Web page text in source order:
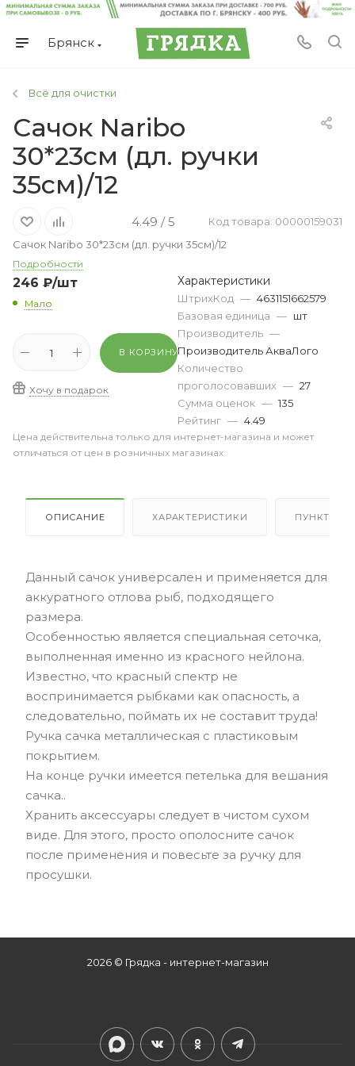
Брянск
Всё для очистки
Сачок Naribo
30*23см (дл. ручки
35см)/12
4.49 / 5
Код товара: 00000159031
Сачок Naribo 30*23см (дл. ручки 35см)/12
Подробности
246 ₽/шт
Мало
В КОРЗИНУ
Хочу в подарок
Характеристики
ШтрихКод — 4631151662579
Базовая единица — шт
Производитель —
Производитель АкваЛого
Количество
проголосовавших — 27
Сумма оценок — 135
Рейтинг — 4.49
Цена действительна только для интернет-магазина и может
отличаться от цен в розничных магазинах
ОПИСАНИЕ ХАРАКТЕРИСТИКИ ПУНКТЫ
Данный сачок универсален и применяется для
аккуратного отлова рыб, подходящего
размера.
Особенностью является специальная сеточка,
выполненная именно из красного нейлона.
Известно, что красный спектр не
воспринимается рыбками как опасность, а
следовательно, поймать их не составит труда!
Ручка сачка металлическая с пластиковым
покрытием.
На конце ручки имеется петелька для вешания
сачка..
Хранить аксессуары следует в чистом сухом
виде. Для этого, просто ополосните сачок
после применения и повесьте за ручку для
просушки.
2026 © Грядка - интернет-магазин